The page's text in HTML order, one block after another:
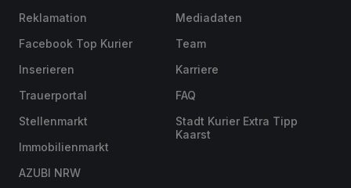
Reklamation
Facebook Top Kurier
Inserieren
Trauerportal
Stellenmarkt
Immobilienmarkt
AZUBI NRW
Mediadaten
Team
Karriere
FAQ
Stadt Kurier Extra Tipp
Kaarst